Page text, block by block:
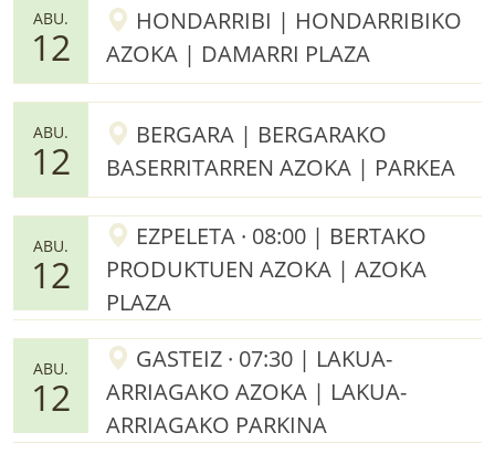
ABU.
12
HONDARRIBI | HONDARRIBIKO
AZOKA | DAMARRI PLAZA
ABU.
12
BERGARA | BERGARAKO
BASERRITARREN AZOKA | PARKEA
ABU.
12
EZPELETA · 08:00 | BERTAKO
PRODUKTUEN AZOKA | AZOKA
PLAZA
ABU.
12
GASTEIZ · 07:30 | LAKUA-
ARRIAGAKO AZOKA | LAKUA-
ARRIAGAKO PARKINA